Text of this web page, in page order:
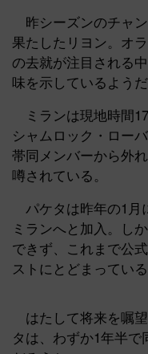
昨シーズンのチャ
果たしたリヨン。オ
の去就が注目される
味を示しているようだ
ミランは現地時間
シャムロック・ロー
帯同メンバーから外
噂されている。
パケタは昨年の1月
ミランへと加入。し
できず、これまで公
ストにとどまっている
はたして将来を嘱
タは、わずか1年半